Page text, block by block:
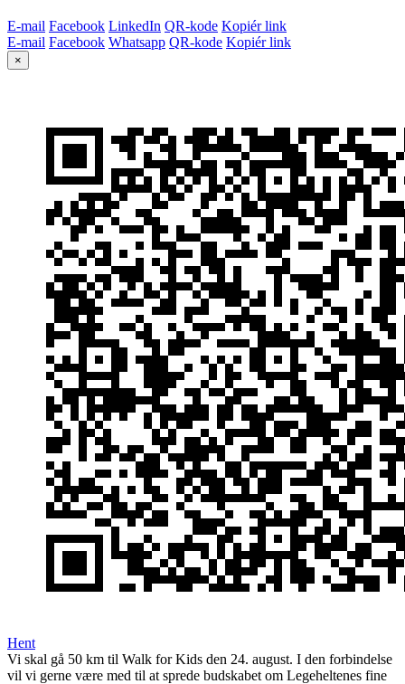
E-mail Facebook LinkedIn QR-kode Kopiér link
E-mail Facebook Whatsapp QR-kode Kopiér link
×
Hent
Vi skal gå 50 km til Walk for Kids den 24. august. I den forbindelse
vil vi gerne være med til at sprede budskabet om Legeheltenes fine